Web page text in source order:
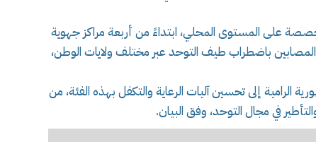
على المستوى المحلي، ابتداءً من أربعة مراكز جهوية
باضطراب طيف التوحد عبر مختلف ولايات الوطن،
الرامية إلى تحسين آليات الرعاية والتكفل بهذه الفئة، من
في مجال التوحد، وفق البيان.